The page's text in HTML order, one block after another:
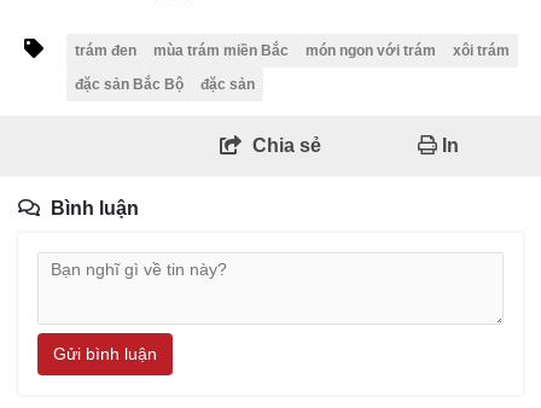
trám đen mùa trám miền Bắc món ngon với trám
xôi trám
đặc sản Bắc Bộ
đặc sản
Chia sẻ In
Bình luận
Gửi bình luận